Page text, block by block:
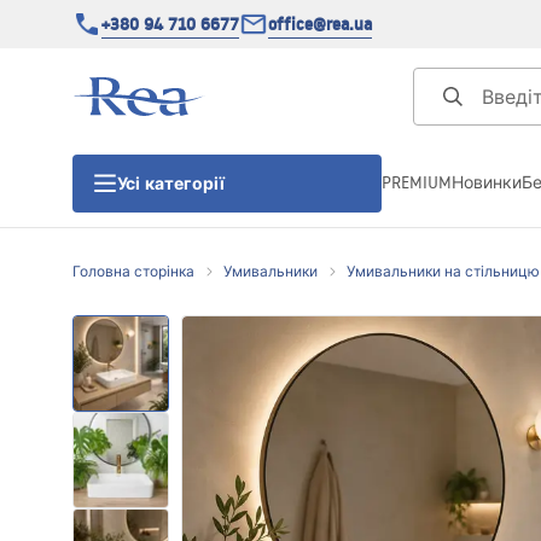
+380 94 710 6677 office@rea.ua
Усі категорії
Душові двері
Душові піддони
Душові лінійні зливи
PREMIUMНовинки
Головна сторінка Умивальники Умивальники на стільницю